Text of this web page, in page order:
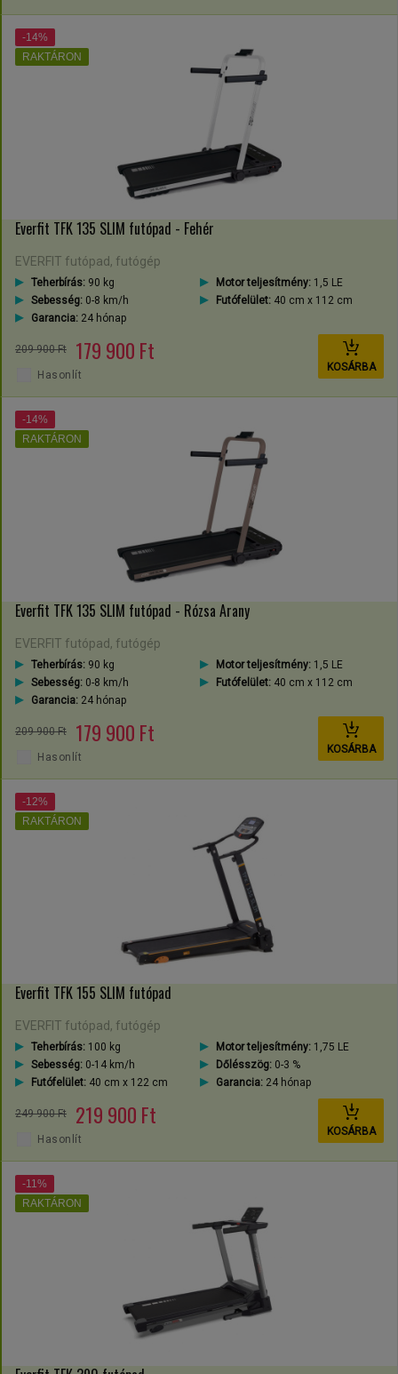
Everfit TFK 135 SLIM futópad - Fehér
EVERFIT futópad, futógép
Teherbírás: 90 kg Motor teljesítmény:1,5 LE
Sebesség: 0-8 km/h Futófelület:40 cm x 112 cm
Garancia: 24 hónap
209 900 Ft 179 900 Ft
KOSÁRBA
-14%
RAKTÁRON
Hasonlít
Everfit TFK 135 SLIM futópad - Rózsa Arany
EVERFIT futópad, futógép
Teherbírás: 90 kg Motor teljesítmény:1,5 LE
Sebesség: 0-8 km/h Futófelület:40 cm x 112 cm
Garancia: 24 hónap
209 900 Ft 179 900 Ft
KOSÁRBA
-14%
RAKTÁRON
Hasonlít
Everfit TFK 155 SLIM futópad
EVERFIT futópad, futógép
Teherbírás: 100 kg Motor teljesítmény:1,75 LE
Sebesség: 0-14 km/h Dőlésszög:0-3 %
Futófelület: 40 cm x 122 cm Garancia:24 hónap
249 900 Ft 219 900 Ft
KOSÁRBA
-12%
RAKTÁRON
Hasonlít
-11%
RAKTÁRON